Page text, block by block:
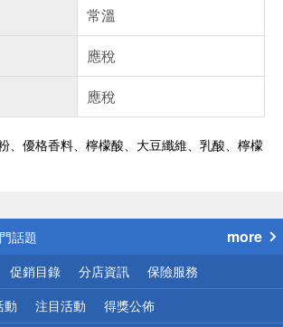
常溫
應稅
應稅
、優格香料、檸檬酸、大豆纖維、乳酸、檸檬
公告
話題
優惠
地區配送
網頁！請小心！
more
促銷目錄 分店資訊 保險服務
動 注目活動 得獎公佈